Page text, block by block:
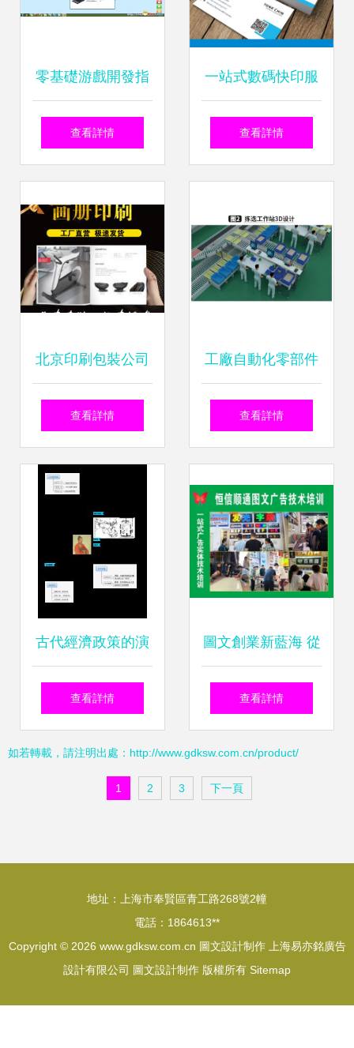
零基礎游戲開發指
南 用Unity從建模
教程
查看詳情
一站式數碼快印服
務 黑白彩色雙面打
傳冊、海報設計制
作全解析
查看詳情
北京印刷包裝公司
排行榜 圖文設計制
查看詳情
工廠自動化零部件
倉儲物流配送中心
查看詳情
古代經濟政策的演
變與影響——以
一歷史必修二第4
查看詳情
圖文創業新藍海 從
靠譜技術到成功開
查看詳情
如若轉載，請注明出處：http://www.gdksw.com.cn/product/
1 2 3 下一頁
地址：上海市奉賢區青工路268號2幢
電話：1864613**
Copyright © 2026 www.gdksw.com.cn 圖文設計制作
上海易亦銘廣告
設計有限公司 圖文設計制作 版權所有 Sitemap